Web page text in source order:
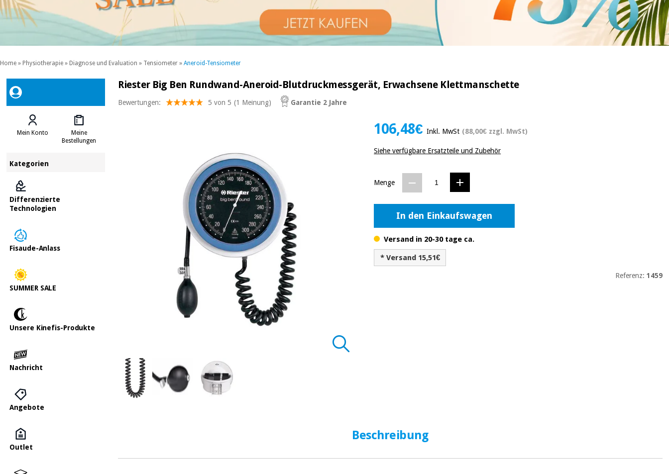
Home » Physiotherapie » Diagnose und Evaluation » Tensiometer » Aneroid-Tensiometer
Mein Konto
Meine
Bestellungen
Kategorien
Differenzierte
Technologien
Fisaude-Anlass
SUMMER SALE
Unsere Kinefis-Produkte
Nachricht
Angebote
Outlet
Riester Big Ben Rundwand-Aneroid-Blutdruckmessgerät, Erwachsene Klettmanschette
Bewertungen: 5 von 5 (1 Meinung) Garantie 2 Jahre
106,48€Inkl. MwSt (88,00€ zzgl. MwSt)
Siehe verfügbare Ersatzteile und Zubehör
Menge
In den Einkaufswagen
Versand in 20-30 tage ca.
* Versand 15,51€
Referenz: 1459
Beschreibung